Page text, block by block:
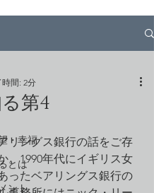
・幸福
とは
ント
第4
間: 2分
リングス銀行の話をご存
。1990年代にイギリス女
ったベアリングス銀行の